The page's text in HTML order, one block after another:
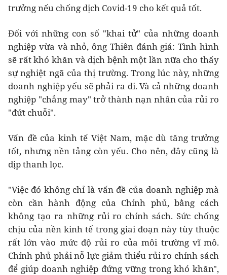
trưởng nếu chống dịch Covid-19 cho kết quả tốt.
Đối với những con số "khai tử" của những doanh
nghiệp vừa và nhỏ, ông Thiên đánh giá: Tình hình
sẽ rất khó khăn và dịch bệnh một lần nữa cho thấy
sự nghiệt ngã của thị trường. Trong lúc này, những
doanh nghiệp yếu sẽ phải ra đi. Và cả những doanh
nghiệp "chẳng may" trở thành nạn nhân của rủi ro
"đứt chuỗi".
Vấn đề của kinh tế Việt Nam, mặc dù tăng trưởng
tốt, nhưng nền tảng còn yếu. Cho nên, đây cũng là
dịp thanh lọc.
"Việc đó không chỉ là vấn đề của doanh nghiệp mà
còn cần hành động của Chính phủ, bằng cách
không tạo ra những rủi ro chính sách. Sức chống
chịu của nền kinh tế trong giai đoạn này tùy thuộc
rất lớn vào mức độ rủi ro của môi trường vĩ mô.
Chính phủ phải nỗ lực giảm thiểu rủi ro chính sách
để giúp doanh nghiệp đứng vững trong khó khăn",